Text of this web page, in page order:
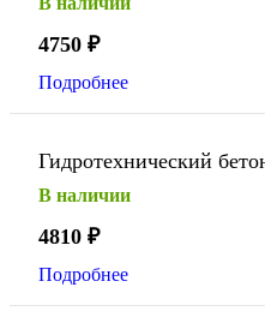
4750 ₽
Подробнее
Гидротехнический
В наличии
4810 ₽
Подробнее